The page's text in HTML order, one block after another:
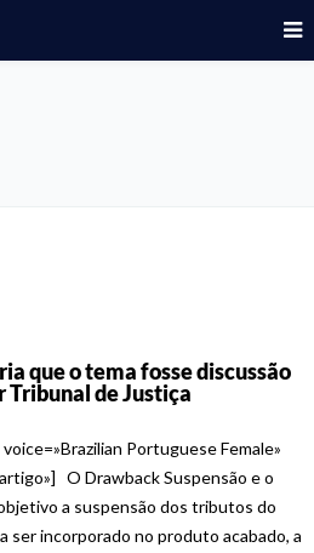
que o tema fosse discussão
Tribunal de Justiça
Portuguese Female»
O Drawback Suspensão e o
a suspensão dos tributos do
ser incorporado no produto acabado, a